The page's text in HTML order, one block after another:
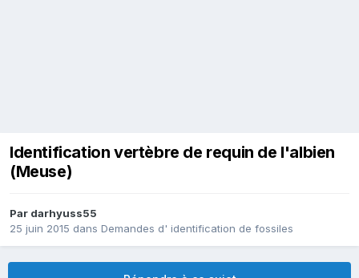
Identification vertèbre de requin de l'albien
(Meuse)
Par darhyuss55
25 juin 2015 dans Demandes d' identification de fossiles